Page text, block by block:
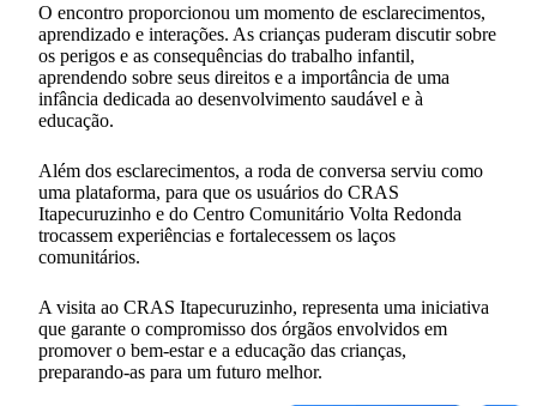
O encontro proporcionou um momento de esclarecimentos,
aprendizado e interações. As crianças puderam discutir sobre
os perigos e as consequências do trabalho infantil,
aprendendo sobre seus direitos e a importância de uma
infância dedicada ao desenvolvimento saudável e à
educação.
Além dos esclarecimentos, a roda de conversa serviu como
uma plataforma, para que os usuários do CRAS
Itapecuruzinho e do Centro Comunitário Volta Redonda
trocassem experiências e fortalecessem os laços
comunitários.
A visita ao CRAS Itapecuruzinho, representa uma iniciativa
que garante o compromisso dos órgãos envolvidos em
promover o bem-estar e a educação das crianças,
preparando-as para um futuro melhor.